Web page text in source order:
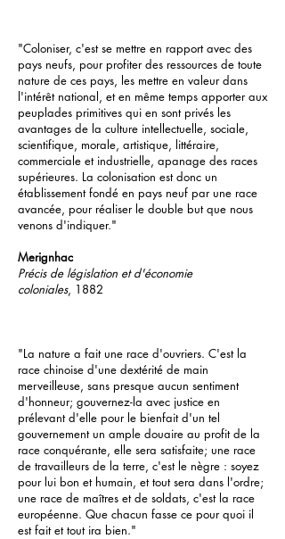
"Coloniser, c'est se mettre en rapport avec des
pays neufs, pour profiter des ressources de toute
nature de ces pays, les mettre en valeur dans
l'intérêt national, et en même temps apporter aux
peuplades primitives qui en sont privés les
avantages de la culture intellectuelle, sociale,
scientifique, morale, artistique, littéraire,
commerciale et industrielle, apanage des races
supérieures. La colonisation est donc un
établissement fondé en pays neuf par une race
avancée, pour réaliser le double but que nous
venons d'indiquer."
Merignhac
Précis de législation et d'économie
coloniales, 1882
"La nature a fait une race d'ouvriers. C'est la
race chinoise d'une dextérité de main
merveilleuse, sans presque aucun sentiment
d'honneur; gouvernez-la avec justice en
prélevant d'elle pour le bienfait d'un tel
gouvernement un ample douaire au profit de la
race conquérante, elle sera satisfaite; une race
de travailleurs de la terre, c'est le nègre : soyez
pour lui bon et humain, et tout sera dans l'ordre;
une race de maîtres et de soldats, c'est la race
européenne. Que chacun fasse ce pour quoi il
est fait et tout ira bien."